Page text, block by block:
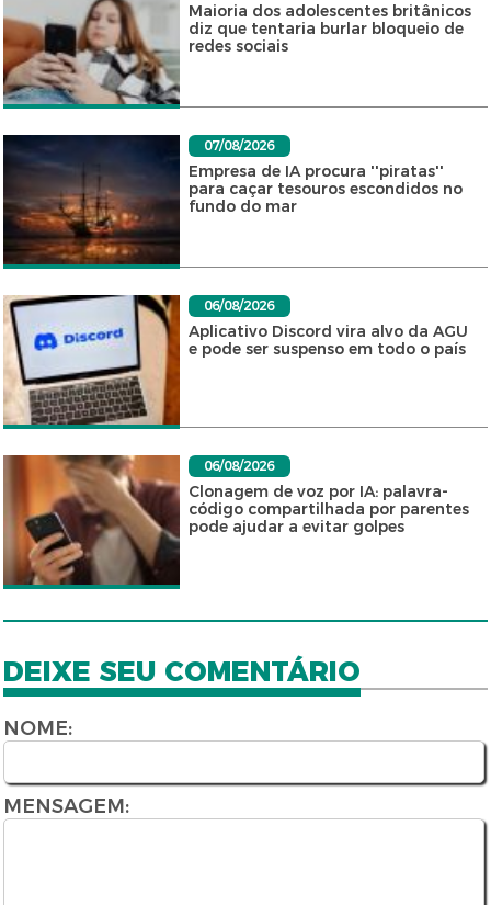
Maioria dos adolescentes britânicos
diz que tentaria burlar bloqueio de
redes sociais
07/08/2026
Empresa de IA procura ''piratas''
para caçar tesouros escondidos no
fundo do mar
06/08/2026
Aplicativo Discord vira alvo da AGU
e pode ser suspenso em todo o país
06/08/2026
Clonagem de voz por IA: palavra-
código compartilhada por parentes
pode ajudar a evitar golpes
DEIXE SEU COMENTÁRIO
NOME:
MENSAGEM: